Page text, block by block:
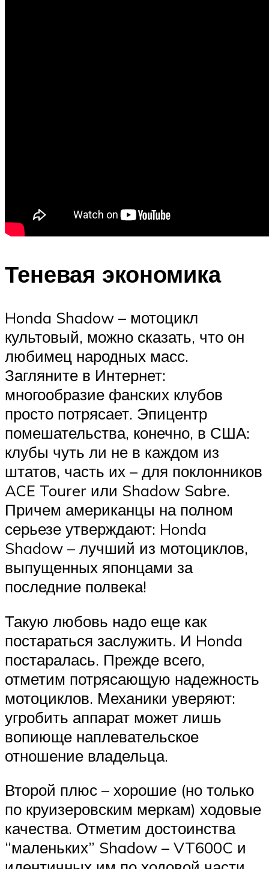
Теневая экономика
Honda Shadow – мотоцикл
культовый, можно сказать, что он
любимец народных масс.
Загляните в Интернет:
многообразие фанских клубов
просто потрясает. Эпицентр
помешательства, конечно, в США:
клубы чуть ли не в каждом из
штатов, часть их – для поклонников
ACE Tourer или Shadow Sabre.
Причем американцы на полном
серьезе утверждают: Honda
Shadow – лучший из мотоциклов,
выпущенных японцами за
последние полвека!
Такую любовь надо еще как
постараться заслужить. И Honda
постаралась. Прежде всего,
отметим потрясающую надежность
мотоциклов. Механики уверяют:
угробить аппарат может лишь
вопиюще наплевательское
отношение владельца.
Второй плюс – хорошие (но только
по круизеровским меркам) ходовые
качества. Отметим достоинства
“маленьких” Shadow – VT600C и